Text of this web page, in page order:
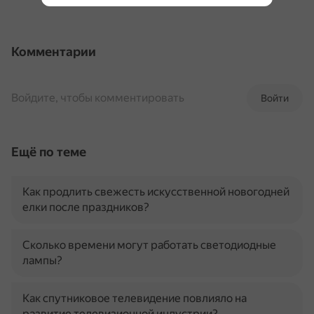
Комментарии
Войти
Войдите, чтобы комментировать
Ещё по теме
Как продлить свежесть искусственной новогодней
елки после праздников?
Сколько времени могут работать светодиодные
лампы?
Как спутниковое телевидение повлияло на